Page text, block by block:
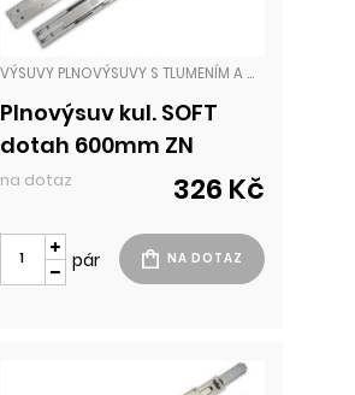
VÝSUVY PLNOVÝSUVY S TLUMENÍM A DOTAHEM
Plnovýsuv kul. SOFT
dotah 600mm ZN
na dotaz 326 Kč
pár